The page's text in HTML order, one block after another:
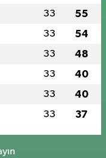
33 55
33 54
33 48
33 40
33 40
33 37